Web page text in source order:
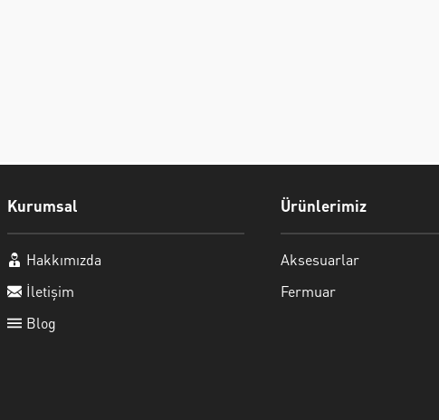
Kurumsal
Hakkımızda
İletişim
Blog
Ürünlerimiz
Aksesuarlar
Fermuar